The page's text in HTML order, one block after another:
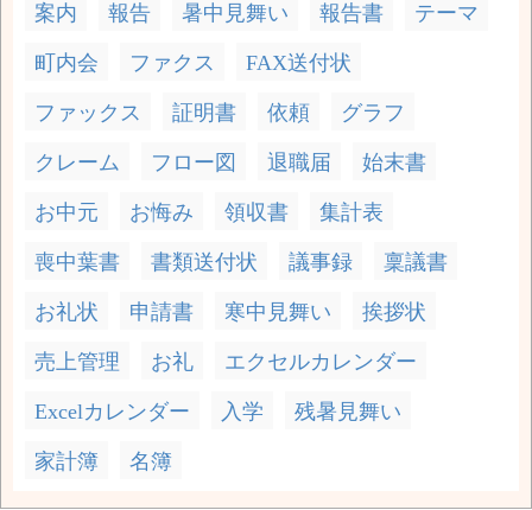
案内 報告 暑中見舞い 報告書 テーマ
町内会 ファクス FAX送付状
ファックス 証明書 依頼 グラフ
クレーム フロー図 退職届 始末書
お中元 お悔み 領収書 集計表
喪中葉書 書類送付状 議事録 稟議書
お礼状 申請書 寒中見舞い 挨拶状
売上管理 お礼 エクセルカレンダー
Excelカレンダー 入学 残暑見舞い
家計簿 名簿